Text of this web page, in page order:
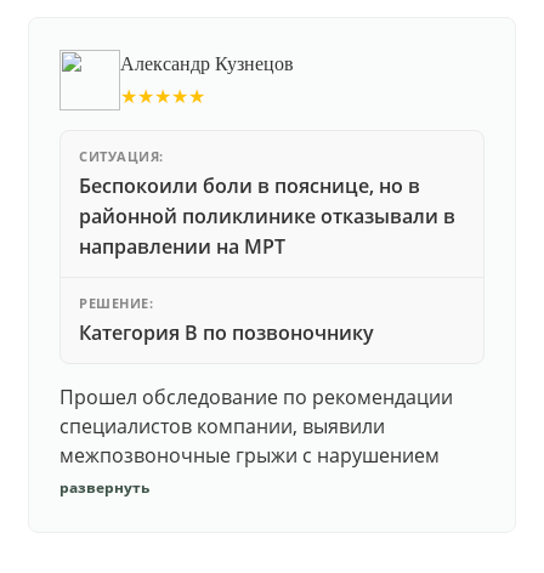
Александр Кузнецов
★★★★★
СИТУАЦИЯ:
Беспокоили боли в пояснице, но в
районной поликлинике отказывали в
направлении на МРТ
РЕШЕНИЕ:
Категория В по позвоночнику
Прошел обследование по рекомендации
специалистов компании, выявили
межпозвоночные грыжи с нарушением
функций. Юристы подготовили документы,
развернуть